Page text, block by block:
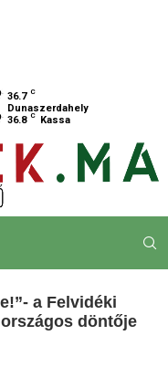
36.7 C
Dunaszerdahely
36.8 C Kassa
a Felvidéki
döntője